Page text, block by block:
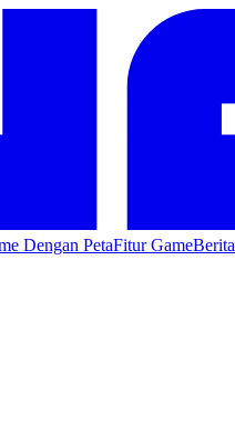
Dengan PetaFitur GameBerita